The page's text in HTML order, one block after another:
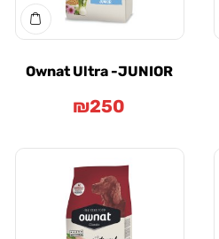
Ownat Ultra -JUNIOR
₪